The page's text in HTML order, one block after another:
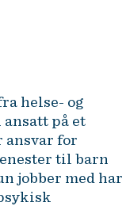
helse- og
ansatt på et
ansvar for
til barn
jobber med har